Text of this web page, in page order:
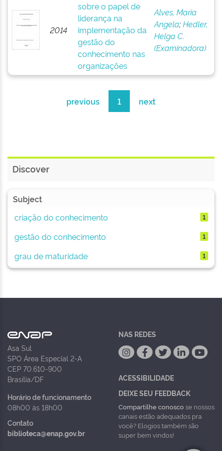
2014
sobre o papel de
liderança na
implementação da
gestão do
conhecimento nas
organizações
Alves, Maria
Angela;Hedler,
Helga C.
(Examinadora)
previous 1 next
Discover
Subject
criação do conhecimento
1
gestão do conhecimento 1
grau de maturidade 1
Asa Sul
SPO Área Especial 2-A
CEP 70.610-900
Brasília/DF
Horário de funcionamento
08h00 às 18h00
Contato
biblioteca@enap.gov.br
NAS REDES
ACESSIBILIDADE
DEIXE SEU FEEDBACK
Compartilhe conoscose nossos
canais estão adequados pra
você? Elogios também são
super bem vindos!